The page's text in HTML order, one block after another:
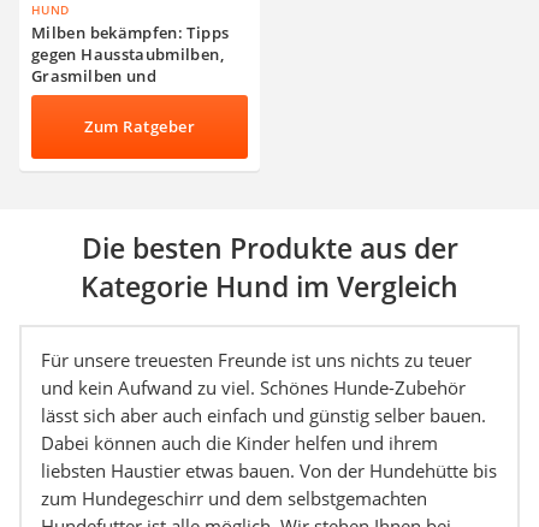
HUND
Milben bekämpfen: Tipps
gegen Hausstaubmilben,
Grasmilben und
Spinnmilben
Zum Ratgeber
Die besten Produkte aus der
Kategorie Hund im Vergleich
Für unsere treuesten Freunde ist uns nichts zu teuer
und kein Aufwand zu viel. Schönes Hunde-Zubehör
lässt sich aber auch einfach und günstig selber bauen.
Dabei können auch die Kinder helfen und ihrem
liebsten Haustier etwas bauen. Von der Hundehütte bis
zum Hundegeschirr und dem selbstgemachten